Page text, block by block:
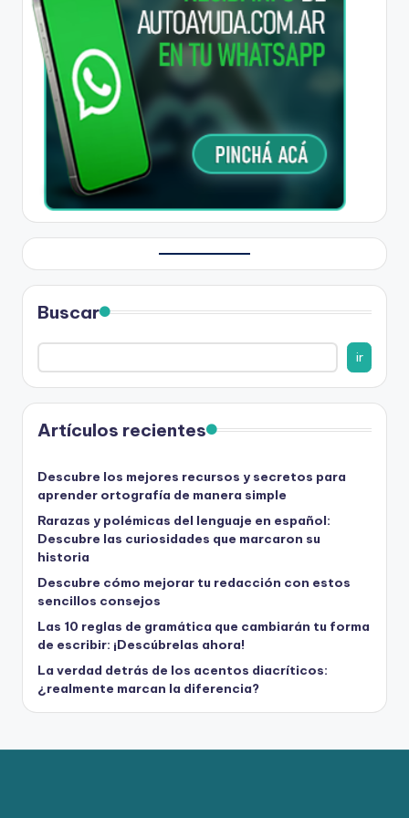
Buscar
ir
Artículos recientes
Descubre los mejores recursos y secretos para
aprender ortografía de manera simple
Rarazas y polémicas del lenguaje en español:
Descubre las curiosidades que marcaron su
historia
Descubre cómo mejorar tu redacción con estos
sencillos consejos
Las 10 reglas de gramática que cambiarán tu forma
de escribir: ¡Descúbrelas ahora!
La verdad detrás de los acentos diacríticos:
¿realmente marcan la diferencia?